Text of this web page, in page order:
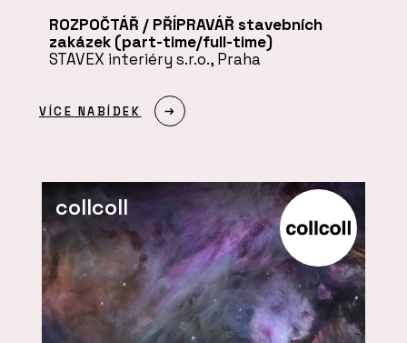
ROZPOČTÁŘ / PŘÍPRAVÁŘ stavebních
zakázek (part-time/full-time)
STAVEX interiéry s.r.o., Praha
VÍCE NABÍDEK
collcoll